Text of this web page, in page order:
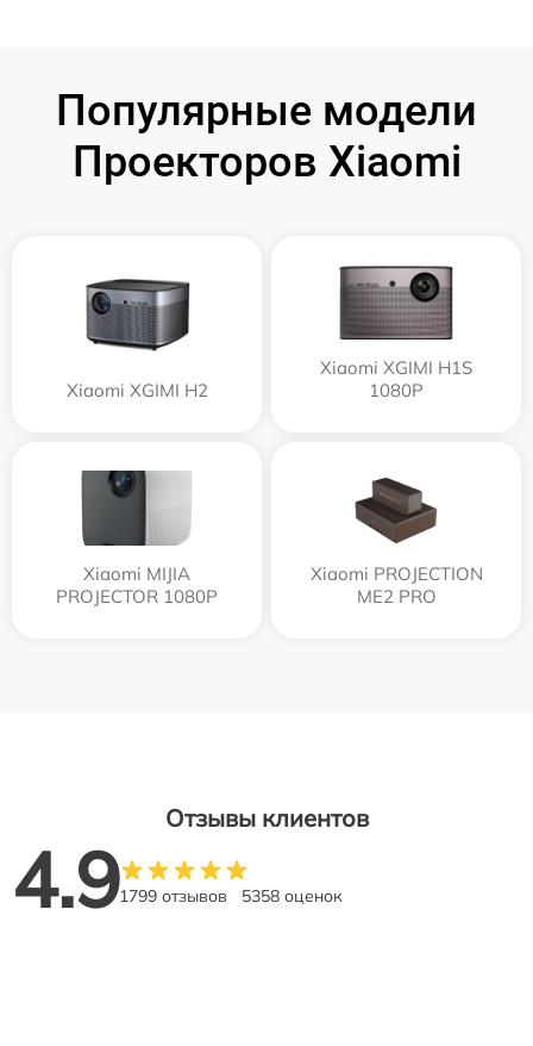
Популярные модели
Проекторов Xiaomi
Xiaomi XGIMI H2
Xiaomi XGIMI H1S
1080P
Xiaomi MIJIA
PROJECTOR 1080P
Xiaomi PROJECTION
ME2 PRO
Отзывы клиентов
4.91799 отзывов 5358 оценок